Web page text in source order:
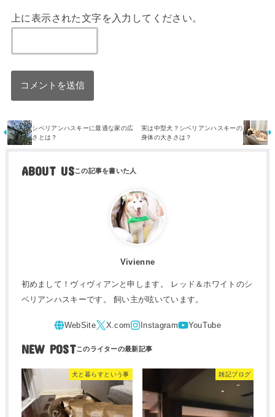
さとは？
ABOUT US
Vivienne
初めまして！ヴィヴィアンと申します。 レッド＆ホワイトのシ
ベリアンハスキーです。 飼い主が呟いています。
NEW POST
犬と暮らすという事
2025.08.16